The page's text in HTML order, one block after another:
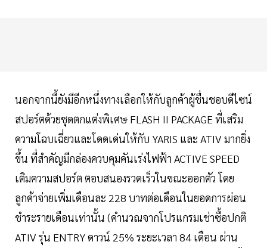
นอกจากนี้ยังมีอีกหนึ่งทางเลือกให้กับลูกค้าผู้ชื่นชอบดีไซน์
สปอร์ตด้วยชุดตกแต่งพิเศษ FLASH II PACKAGE ที่เสริม
ความโฉบเฉี่ยวและโดดเด่นให้กับ YARIS และ ATIV มากยิ่ง
ขึ้น ที่สำคัญมีกล่องควบคุมคันเร่งไฟฟ้า ACTIVE SPEED
เติมความสปอร์ต ตอบสนองรวดเร็วในขณะออกตัว โดย
ลูกค้าจ่ายเพิ่มเดือนละ 228 บาทต่อเดือนในยอดการผ่อน
ชำระรายเดือนเท่านั้น (คำนวณจากโปรแกรมเช่าซื้อปกติ
ATIV รุ่น ENTRY ดาวน์ 25% ระยะเวลา 84 เดือน ผ่าน